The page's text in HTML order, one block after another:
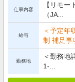
仕事内容
【リモ
（JA...
給与
＜予定年
制 補足事
勤務地
＜勤務地
1-...